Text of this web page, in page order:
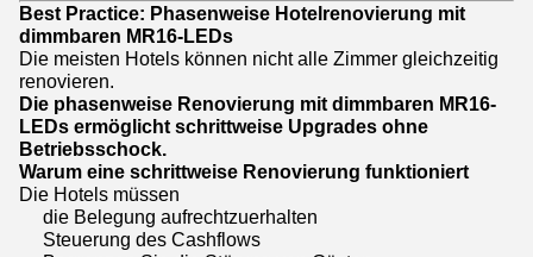
Best Practice: Phasenweise Hotelrenovierung mit
dimmbaren MR16-LEDs
Die meisten Hotels können nicht alle Zimmer gleichzeitig
renovieren.
Die phasenweise Renovierung mit dimmbaren MR16-
LEDs ermöglicht schrittweise Upgrades ohne
Betriebsschock.
Warum eine schrittweise Renovierung funktioniert
Die Hotels müssen
die Belegung aufrechtzuerhalten
Steuerung des Cashflows